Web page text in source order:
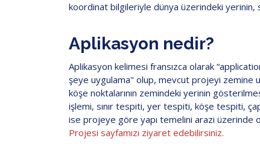
koordinat bilgileriyle dünya üzerindeki yerinin,
Aplikasyon nedir?
Aplikasyon kelimesi fransızca olarak
şeye uygulama" olup, mevcut projeyi zemine
köşe noktalarının zemindeki yerinin
işlemi, sınır tespiti, yer tespiti, köşe tespiti,
ise projeye göre yapı temelini arazi üzerinde
Projesi sayfamızı ziyaret edebilirsiniz.